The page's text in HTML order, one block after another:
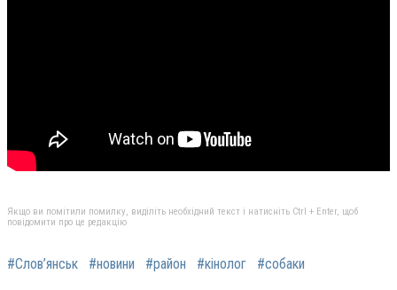
Якщо ви помітили помилку, виділіть необхідний текст і натисніть Ctrl + Enter, щоб
повідомити про це редакцію
#Слов’янськ #новини #район #кінолог #собаки